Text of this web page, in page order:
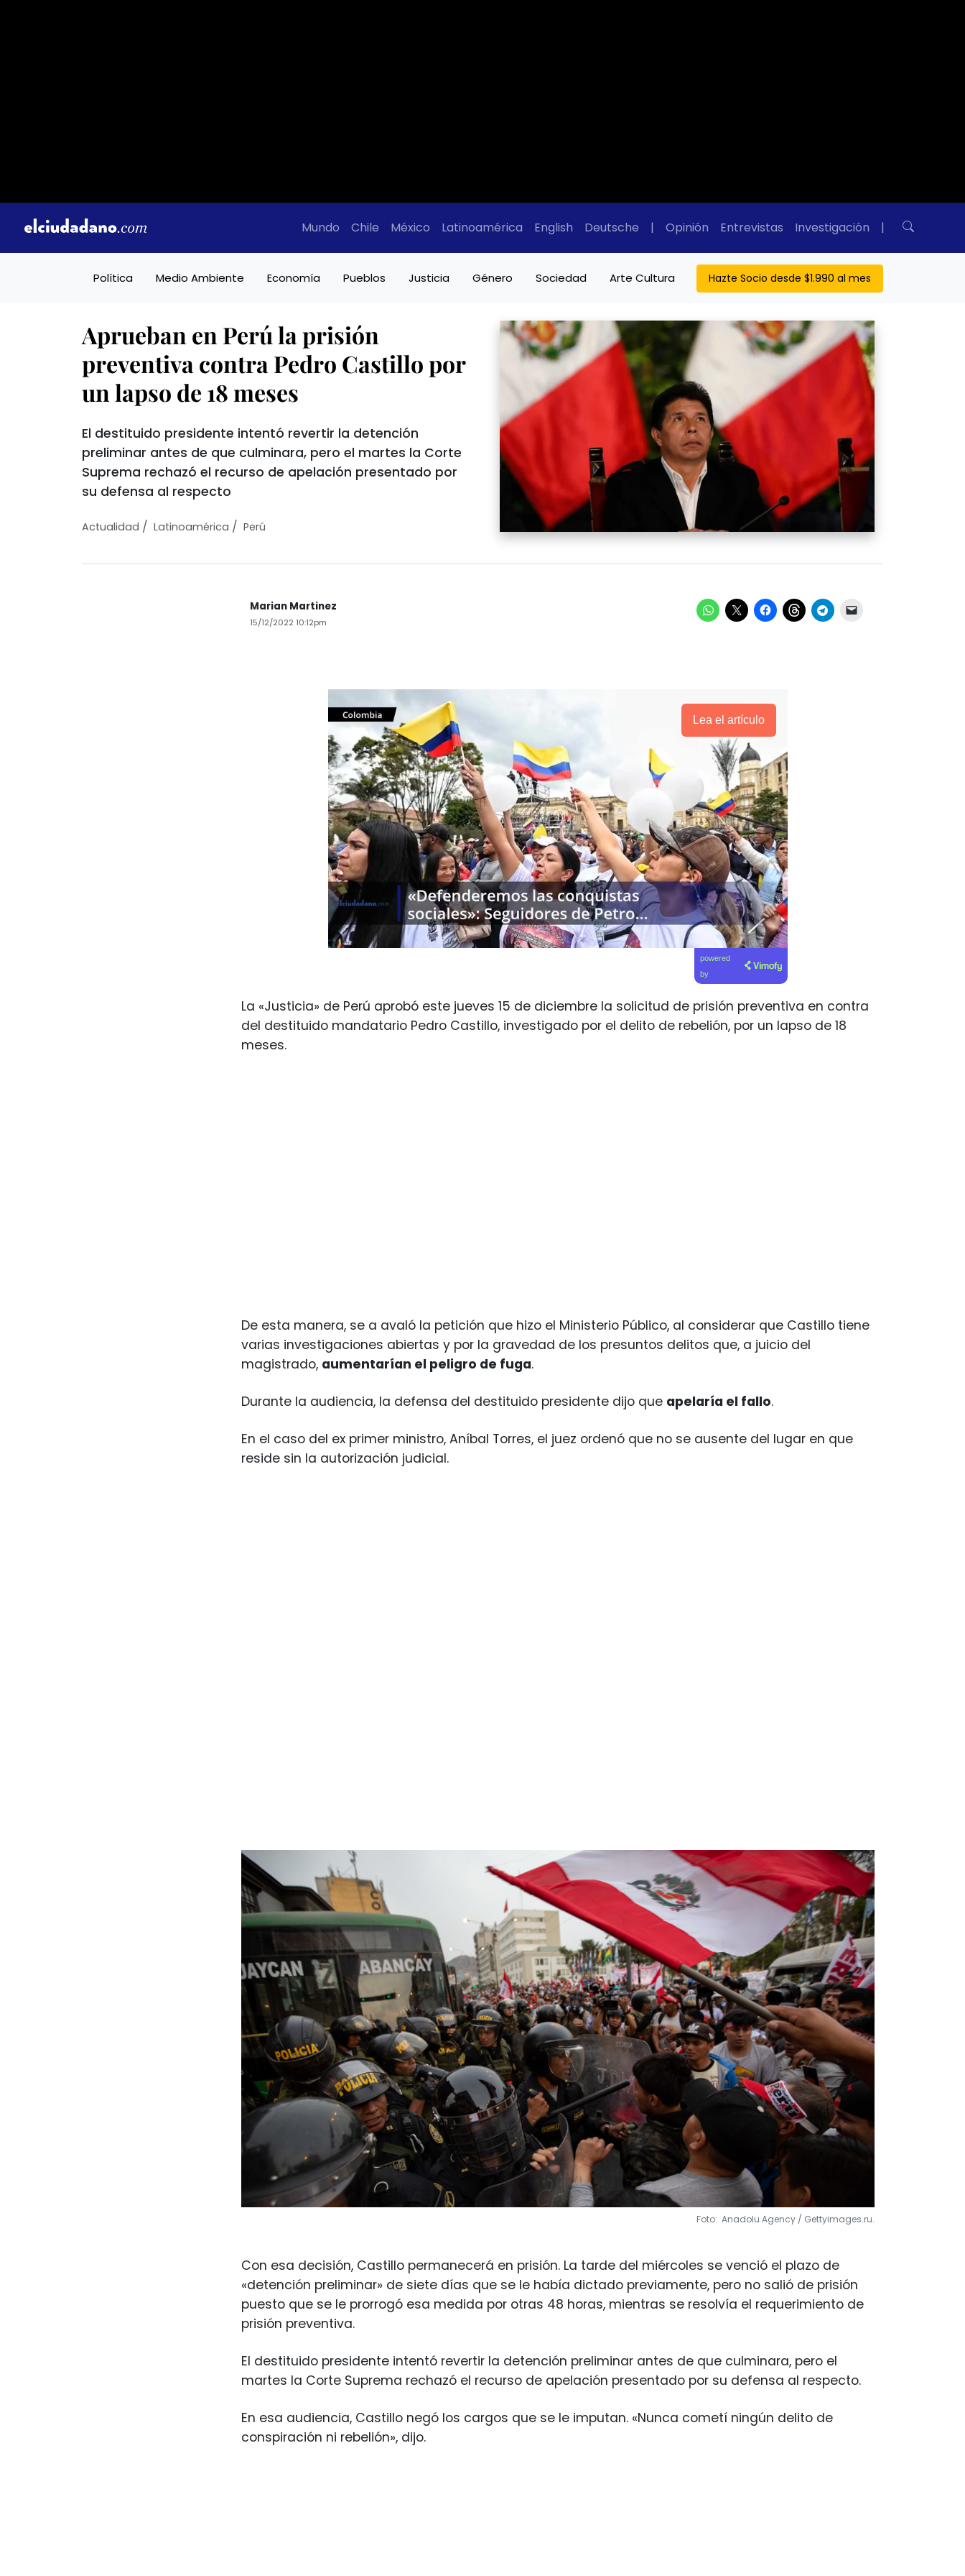
Mundo Chile México Latinoamérica English Deutsche | Opinión Entrevistas Investigación |
Política Medio Ambiente Economía Pueblos Justicia Género Sociedad Arte Cultura Hazte Socio desde $1.990 al mes
Aprueban en Perú la prisión
preventiva contra Pedro Castillo por
un lapso de 18 meses
El destituido presidente intentó revertir la detención
preliminar antes de que culminara, pero el martes la Corte
Suprema rechazó el recurso de apelación presentado por
su defensa al respecto
Actualidad / Latinoamérica / Perú
Marian Martinez
15/12/2022 10:12pm
Lea el artículo
powered
by
La «Justicia» de Perú aprobó este jueves 15 de diciembre la solicitud de prisión preventiva en contra
del destituido mandatario Pedro Castillo, investigado por el delito de rebelión, por un lapso de 18
meses.
De esta manera, se a avaló la petición que hizo el Ministerio Público, al considerar que Castillo tiene
varias investigaciones abiertas y por la gravedad de los presuntos delitos que, a juicio del
magistrado, aumentarían el peligro de fuga.
Durante la audiencia, la defensa del destituido presidente dijo que apelaría el fallo.
En el caso del ex primer ministro, Aníbal Torres, el juez ordenó que no se ausente del lugar en que
reside sin la autorización judicial.
Foto: Anadolu Agency / Gettyimages.ru.
Con esa decisión, Castillo permanecerá en prisión. La tarde del miércoles se venció el plazo de
«detención preliminar» de siete días que se le había dictado previamente, pero no salió de prisión
puesto que se le prorrogó esa medida por otras 48 horas, mientras se resolvía el requerimiento de
prisión preventiva.
El destituido presidente intentó revertir la detención preliminar antes de que culminara, pero el
martes la Corte Suprema rechazó el recurso de apelación presentado por su defensa al respecto.
En esa audiencia, Castillo negó los cargos que se le imputan. «Nunca cometí ningún delito de
conspiración ni rebelión», dijo.